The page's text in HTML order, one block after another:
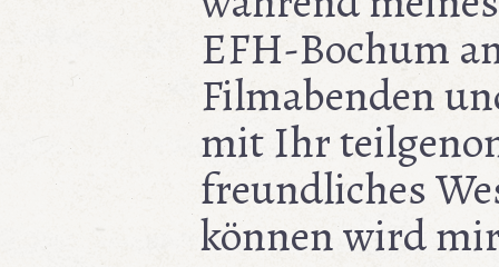
EFH-Bochum
Filmabenden
mit Ihr
freundliches
können wird